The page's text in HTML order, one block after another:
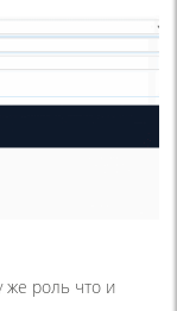
же роль что и